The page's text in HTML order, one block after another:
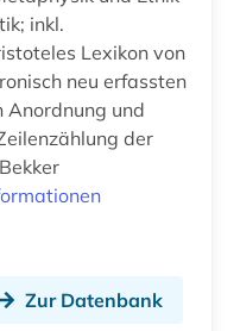
inkl.
Lexikon von
neu erfassten
Anordnung und
der
Zur Datenbank